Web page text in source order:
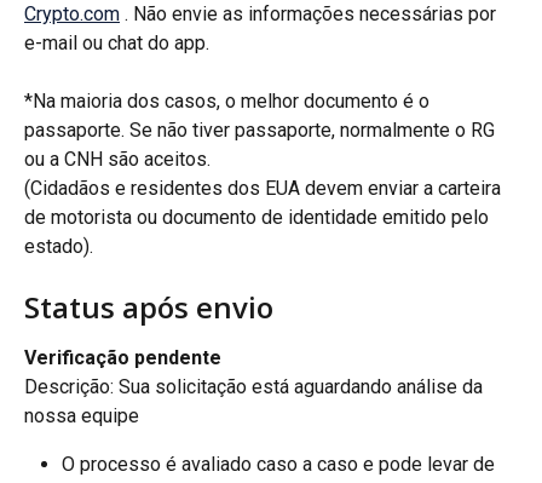
Crypto.com . Não envie as informações necessárias por
e-mail ou chat do app.
*Na maioria dos casos, o melhor documento é o
passaporte. Se não tiver passaporte, normalmente o RG
ou a CNH são aceitos.
(Cidadãos e residentes dos EUA devem enviar a carteira
de motorista ou documento de identidade emitido pelo
estado).
Status após envio
Verificação pendente
Descrição: Sua solicitação está aguardando análise da
nossa equipe
O processo é avaliado caso a caso e pode levar de